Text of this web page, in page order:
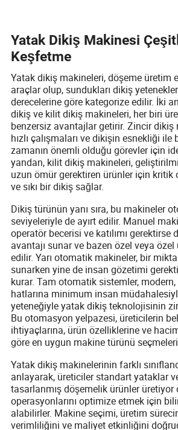
Yatak Dikiş Makinesi
Keşfetme
Yatak dikiş makineleri, döşeme üretim
araçlar olup, sundukları dikiş
derecelerine göre kategorize edilir. İki
dikiş ve kilit dikiş makineleri, her biri
benzersiz avantajlar getirir. Zincir dikiş
hızlı çalışmaları ve dikişin esnekliği ile
zamanın önemli olduğu görevler için
yandan, kilit dikiş makineleri,
uzun ömür gerektiren ürünler için kritik
ve sıkı bir dikiş sağlar.
Dikiş türünün yanı sıra, bu makineler
seviyeleriyle de ayırt edilir. Manuel
operatör becerisi ve katılımı gerektirse
avantajı sunar ve bazen özel veya
edilir. Yarı otomatik makineler, bir
sunarken yine de insan gözetimi
kurar. Tam otomatik sistemler, modern,
hatlarına minimum insan
yeteneğiyle yatak dikiş teknolojisinin
Bu otomasyon yelpazesi, üreticilerin
ihtiyaçlarına, ürün özelliklerine ve
göre en uygun makine türünü
Yatak dikiş makinelerinin farklı
anlayarak, üreticiler standart yataklar
tasarlanmış döşemelik ürünler üretiyor
operasyonlarını optimize etmek için
alabilirler. Makine seçimi, üretim
verimliliğini ve maliyet etkinliğini